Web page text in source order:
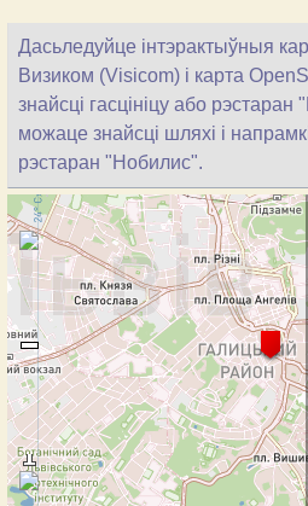
Дасьледуйце інтэрактыўныя
Визиком (Visicom) і карта
знайсці гасцініцу або
можаце знайсці шляхі і
рэстаран "Нобилис".